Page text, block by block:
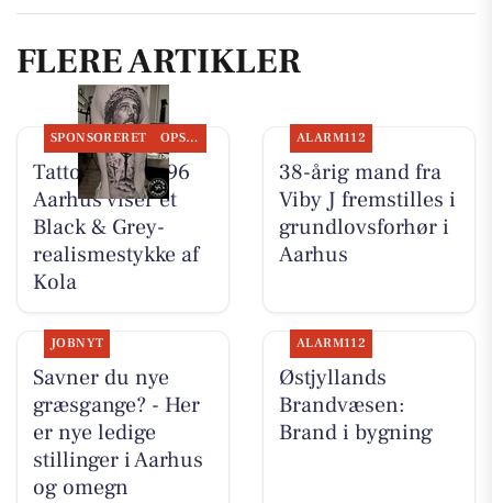
FLERE ARTIKLER
SPONSORERET OPSLAGSTAVLEN
Tattoo Studio 96
Aarhus viser et
Black & Grey-
realismestykke af
Kola
ALARM112
38-årig mand fra
Viby J fremstilles i
grundlovsforhør i
Aarhus
JOBNYT
Savner du nye
græsgange? - Her
er nye ledige
stillinger i Aarhus
og omegn
ALARM112
Østjyllands
Brandvæsen:
Brand i bygning